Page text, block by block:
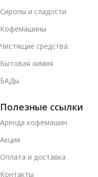
Сиропы и сладости
Кофемашины
Чистящие средства
Бытовая химия
БАДы
Полезные ссылки
Аренда кофемашин
Акции
Оплата и доставка
Контакты